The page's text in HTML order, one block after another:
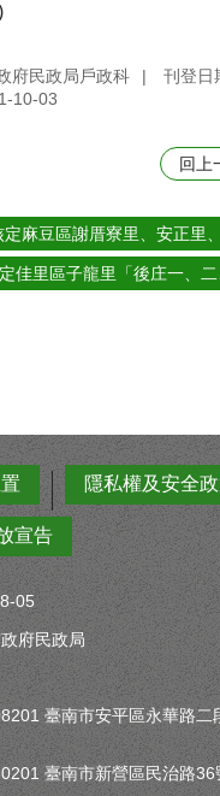
府民政局戶政科
刊登日
10-03
回上
定麻豆區謝厝寮里、安正里
佳里區子龍里「後庄一、
隱私權及安全
宣告
05
府民政局
臺南市安平區永華路
臺南市新營區民治